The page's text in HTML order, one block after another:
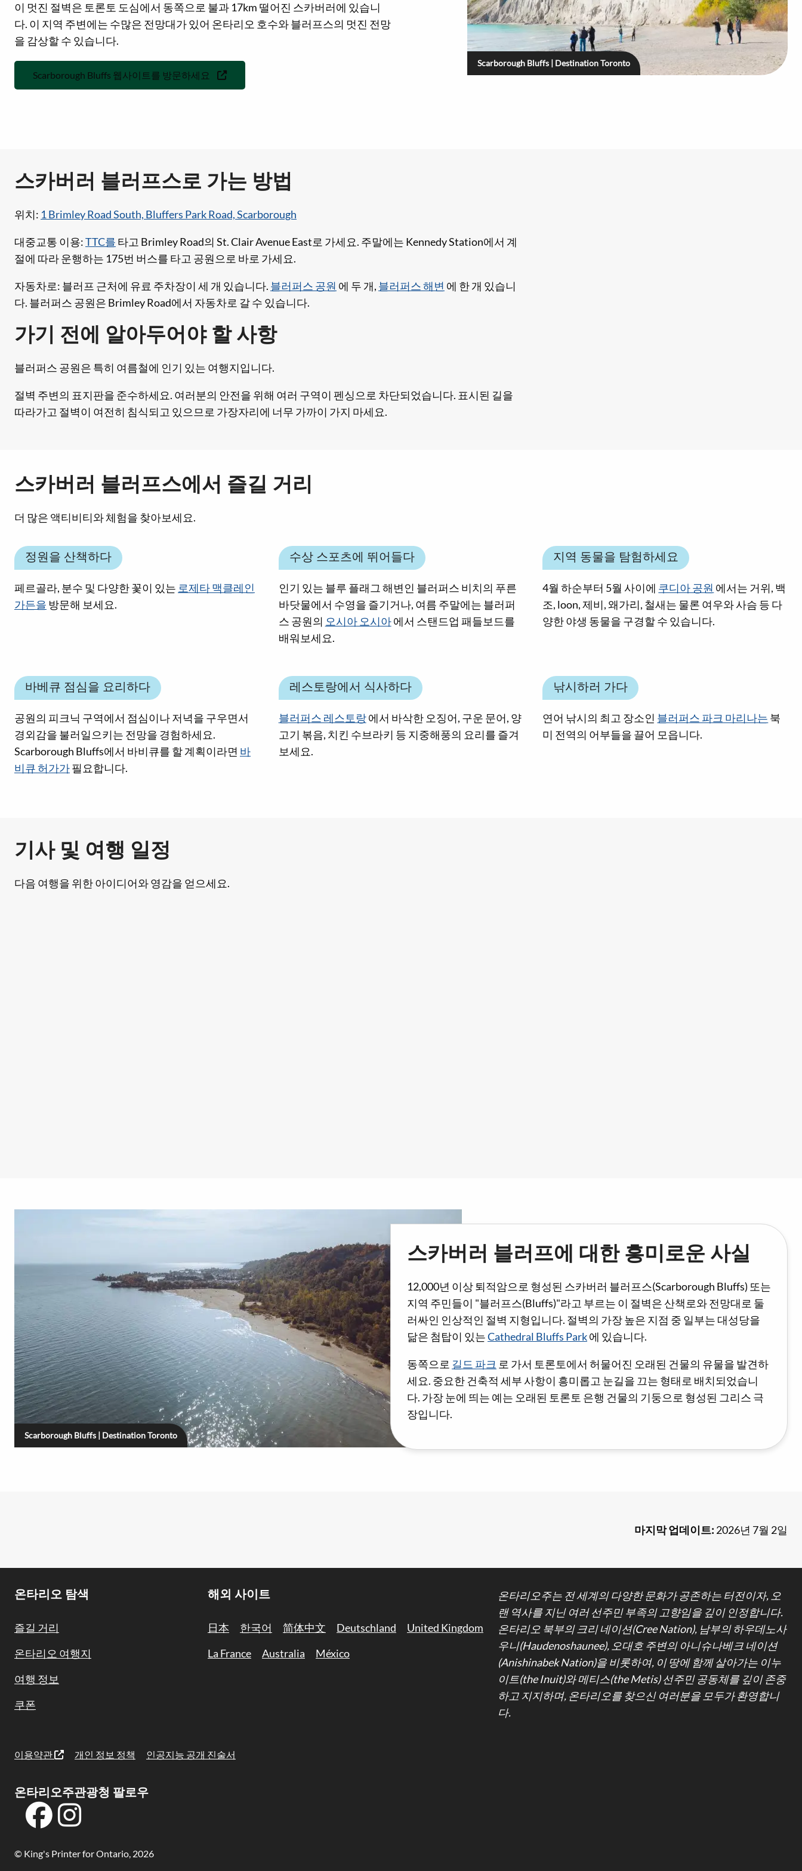
이 멋진 절벽은 토론토 도심에서 동쪽으로 불과 17km 떨어진 스카버러에 있습니
다. 이 지역 주변에는 수많은 전망대가 있어 온타리오 호수와 블러프스의 멋진 전망
을 감상할 수 있습니다.
Scarborough Bluffs 웹사이트를 방문하세요
Scarborough Bluffs | Destination Toronto
스카버러 블러프스로 가는 방법
위치: 1 Brimley Road South, Bluffers Park Road, Scarborough
대중교통 이용:TTC를 타고 Brimley Road의 St. Clair Avenue East로 가세요. 주말에는 Kennedy Station에서 계
절에 따라 운행하는 175번 버스를 타고 공원으로 바로 가세요.
자동차로: 블러프 근처에 유료 주차장이 세 개 있습니다. 블러퍼스 공원 에 두 개, 블러퍼스 해변 에 한 개 있습니
다. 블러퍼스 공원은 Brimley Road에서 자동차로 갈 수 있습니다.
가기 전에 알아두어야 할 사항
블러퍼스 공원은 특히 여름철에 인기 있는 여행지입니다.
절벽 주변의 표지판을 준수하세요. 여러분의 안전을 위해 여러 구역이 펜싱으로 차단되었습니다. 표시된 길을
따라가고 절벽이 여전히 침식되고 있으므로 가장자리에 너무 가까이 가지 마세요.
스카버러 블러프스에서 즐길 거리
더 많은 액티비티와 체험을 찾아보세요.
정원을 산책하다
페르골라, 분수 및 다양한 꽃이 있는 로제타 맥클레인
가든을 방문해 보세요.
수상 스포츠에 뛰어들다
인기 있는 블루 플래그 해변인 블러퍼스 비치의 푸른
바닷물에서 수영을 즐기거나, 여름 주말에는 블러퍼
스 공원의 오시아 오시아에서 스탠드업 패들보드를
배워보세요.
지역 동물을 탐험하세요
4월 하순부터 5월 사이에 쿠디아 공원 에서는 거위, 백
조, loon, 제비, 왜가리, 철새는 물론 여우와 사슴 등 다
양한 야생 동물을 구경할 수 있습니다.
바베큐 점심을 요리하다
공원의 피크닉 구역에서 점심이나 저녁을 구우면서
경외감을 불러일으키는 전망을 경험하세요.
Scarborough Bluffs에서 바비큐를 할 계획이라면 바
비큐 허가가필요합니다.
레스토랑에서 식사하다
블러퍼스 레스토랑에서 바삭한 오징어, 구운 문어, 양
고기 볶음, 치킨 수브라키 등 지중해풍의 요리를 즐겨
보세요.
낚시하러 가다
연어 낚시의 최고 장소인 블러퍼스 파크 마리나는 북
미 전역의 어부들을 끌어 모읍니다.
기사 및 여행 일정
다음 여행을 위한 아이디어와 영감을 얻으세요.
Scarborough Bluffs | Destination Toronto
스카버러 블러프에 대한 흥미로운 사실
12,000년 이상 퇴적암으로 형성된 스카버러 블러프스(Scarborough Bluffs) 또는
지역 주민들이 "블러프스(Bluffs)"라고 부르는 이 절벽은 산책로와 전망대로 둘
러싸인 인상적인 절벽 지형입니다. 절벽의 가장 높은 지점 중 일부는 대성당을
닮은 첨탑이 있는Cathedral Bluffs Park에 있습니다.
동쪽으로 길드 파크 로 가서 토론토에서 허물어진 오래된 건물의 유물을 발견하
세요. 중요한 건축적 세부 사항이 흥미롭고 눈길을 끄는 형태로 배치되었습니
다. 가장 눈에 띄는 예는 오래된 토론토 은행 건물의 기둥으로 형성된 그리스 극
장입니다.
마지막 업데이트: 2026년 7월 2일
Footer
Navigation
온타리오 탐색
즐길 거리
온타리오 여행지
여행 정보
쿠폰
해외 사이트
日本 한국어 简体中文 Deutschland
United Kingdom
La France
Australia México
온타리오주는 전 세계의 다양한 문화가 공존하는 터전이자, 오
랜 역사를 지닌 여러 선주민 부족의 고향임을 깊이 인정합니다.
온타리오 북부의 크리 네이션(Cree Nation), 남부의 하우데노사
우니(Haudenoshaunee), 오대호 주변의 아니슈나베크 네이션
(Anishinabek Nation)을 비롯하여, 이 땅에 함께 살아가는 이누
이트(the Inuit)와 메티스(the Metis) 선주민 공동체를 깊이 존중
하고 지지하며, 온타리오를 찾으신 여러분을 모두가 환영합니
다.
이용약관 개인 정보 정책 인공지능 공개 진술서
온타리오주관광청 팔로우
© King's Printer for Ontario, 2026